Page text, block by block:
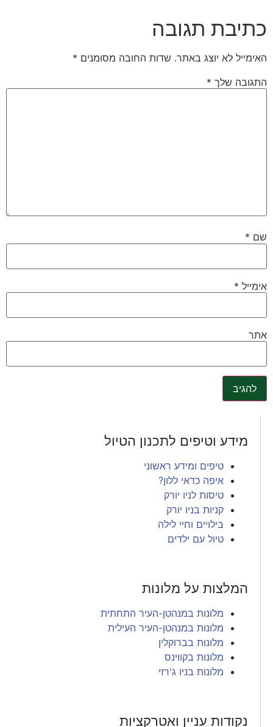
כתיבת תגובה
האימייל לא יוצג באתר. שדות החובה מסומנים *
התגובה שלך *
שם *
אימייל *
אתר
מידע וטיפים לתכנון הטיול
טיפים ומידע ראשוני
איפה כדאי ללון?
טיסות לניו יורק
קניות בניו יורק
בילויים וחיי לילה
טיול עם ילדים
המלצות על מלונות
מלונות במנהטן-העיר התחתית
מלונות במנהטן-העיר העילית
מלונות בברוקלין
מלונות בקווינס
מלונות בניו ג'רזי
נקודות עניין ואטרקציות